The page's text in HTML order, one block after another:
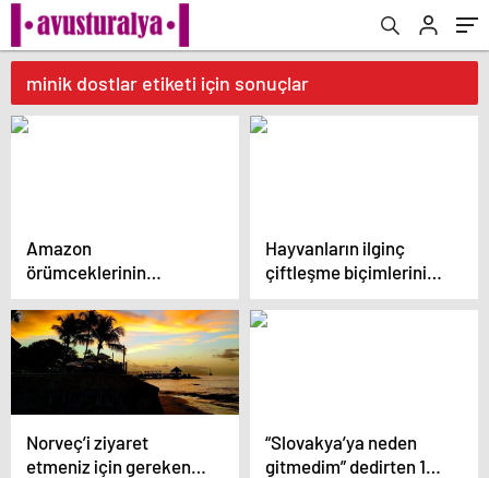
minik dostlar etiketi için sonuçlar
Amazon
örümceklerinin
esrarengiz dünyalarına
gitmeye hazır olun.
Hayvanların ilginç
çiftleşme biçimlerini
National Geographic
görüntüledi.
Norveç’i ziyaret
etmeniz için gereken
“Slovakya’ya neden
gitmedim” dedirten 12